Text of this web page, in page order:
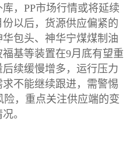
库，PP市场行情或将延续
以后，货源供应偏紧的
包头、神华宁煤煤制油
基等装置在9月底有望重
续缓慢增多，运行压力
不能继续跟进，需警惕
险，重点关注供应端的变
。